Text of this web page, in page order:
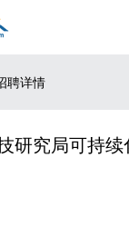
聘详情
研究局可持